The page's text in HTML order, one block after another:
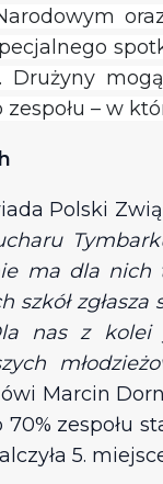
Drużyny
– w
Polski
ma dla
nas z
Marcin
zespołu
5.